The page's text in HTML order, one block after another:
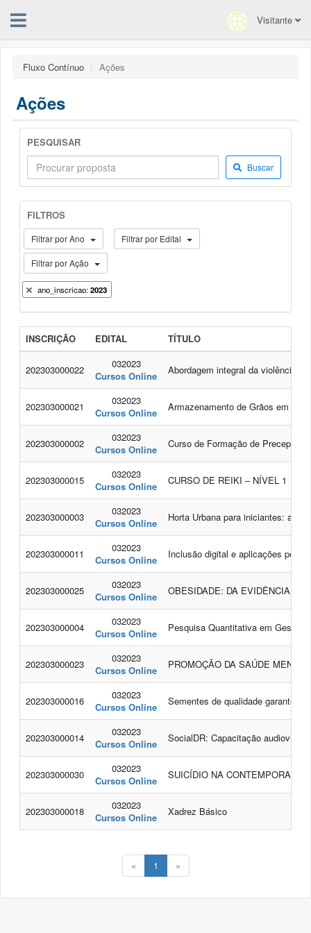
Visitante
Fluxo Contínuo Ações
Ações
PESQUISAR
Buscar
FILTROS
Filtrar por Ano Filtrar por Edital
Filtrar por Ação
ano_inscricao:2023
INSCRIÇÃO EDITAL TÍTULO
202303000022
032023
Cursos Online
Abordagem integral da violência
202303000021
032023
Cursos Online
Armazenamento de Grãos em
202303000002
032023
Cursos Online
Curso de Formação de
202303000015
032023
Cursos Online
CURSO DE REIKI – NÍVEL 1
202303000003
032023
Cursos Online
Horta Urbana para iniciantes:
202303000011
032023
Cursos Online
Inclusão digital e aplicações
202303000025
032023
Cursos Online
OBESIDADE: DA EVIDÊNCIA À
202303000004
032023
Cursos Online
Pesquisa Quantitativa em Gestão
202303000023
032023
Cursos Online
PROMOÇÃO DA SAÚDE
202303000016
032023
Cursos Online
Sementes de qualidade garantem
202303000014
032023
Cursos Online
SocialDR: Capacitação
202303000030
032023
Cursos Online
SUICÍDIO NA
202303000018
032023
Cursos Online
Xadrez Básico
« 1 »